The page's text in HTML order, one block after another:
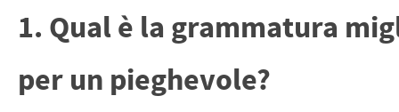
1. Qual è la grammatura
per un pieghevole?